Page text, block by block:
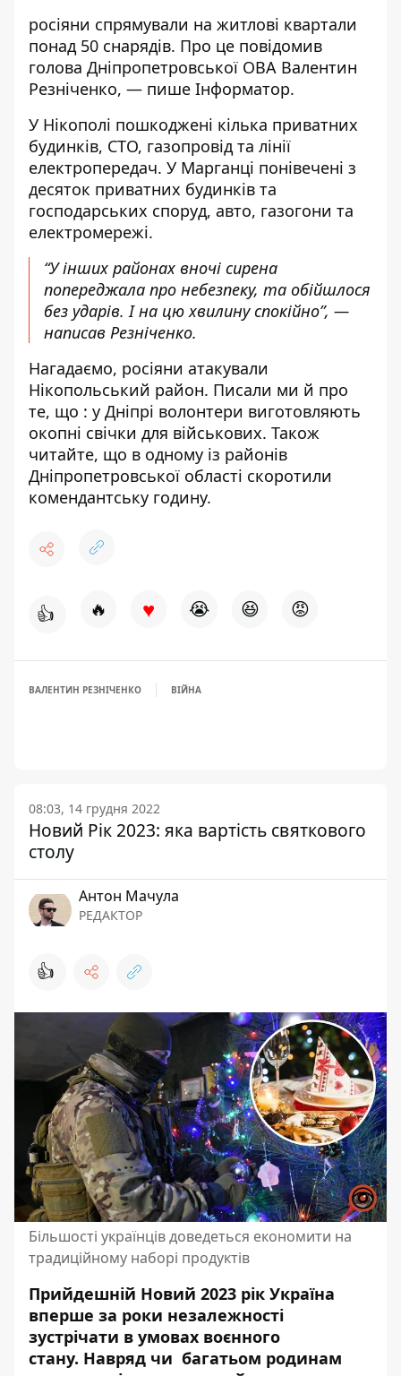
росіяни спрямували на житлові квартали
понад 50 снарядів. Про це повідомив
голова Дніпропетровської ОВА Валентин
Резніченко, — пише Інформатор.
У Нікополі пошкоджені кілька приватних
будинків, СТО, газопровід та лінії
електропередач. У Марганці понівечені з
десяток приватних будинків та
господарських споруд, авто, газогони та
електромережі.
“У інших районах вночі сирена
попереджала про небезпеку, та обійшлося
без ударів. І на цю хвилину спокійно”, —
написав Резніченко.
Нагадаємо, росіяни атакували
Нікопольський район. Писали ми й про
те, що : у Дніпрі волонтери виготовляють
окопні свічки для військових. Також
читайте, що в одному із районів
Дніпропетровської області скоротили
комендантську годину.
👍 🔥 ♥ 😭 😆 😡
ВАЛЕНТИН РЕЗНІЧЕНКО ВІЙНА
08:03, 14 грудня 2022
Новий Рік 2023: яка вартість святкового
столу
Антон Мачула
РЕДАКТОР
👍
Більшості українців доведеться економити на
традиційному наборі продуктів
Прийдешній Новий 2023 рік Україна
вперше за роки незалежності
зустрічати в умовах воєнного
стану. Навряд чи багатьом родинам